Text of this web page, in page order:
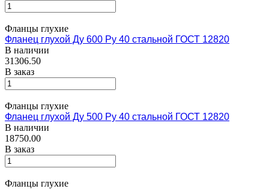
Фланцы глухие
Фланец глухой Ду 600 Ру 40 стальной ГОСТ 12820
В наличии
31306.50
В заказ
Фланцы глухие
Фланец глухой Ду 500 Ру 40 стальной ГОСТ 12820
В наличии
18750.00
В заказ
Фланцы глухие